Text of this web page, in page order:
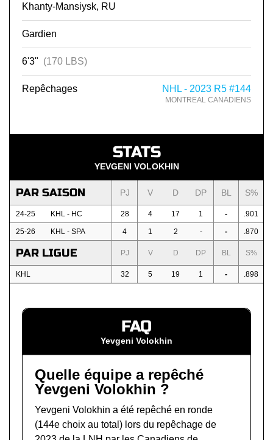
Khanty-Mansiysk, RU
Gardien
6'3" (170 LBS)
Repêchages NHL - 2023 R5 #144
MONTREAL CANADIENS
STATS
YEVGENI VOLOKHIN
PAR SAISON PJ V D DP BL S%
24-25 KHL - HC 28 4 17 1 - .901
25-26 KHL - SPA 4 1 2 - - .870
PAR LIGUE PJ V D DP BL S%
KHL 32 5 19 1 - .898
FAQ
Yevgeni Volokhin
Quelle équipe a repêché
Yevgeni Volokhin ?
Yevgeni Volokhin a été repêché en ronde
(144e choix au total) lors du repêchage de